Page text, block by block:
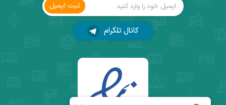
ثبت ‌ایمیل
کانال تلگرام